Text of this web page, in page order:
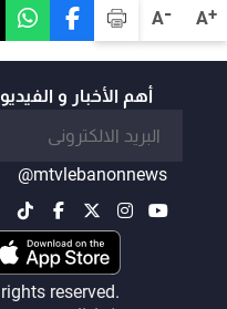
A+
A-
أهم الأخبار و
@mtvlebanonnews
reserved.